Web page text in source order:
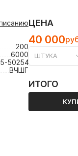
200
6000
50254094-2000 /
ВЧШГ
ЦЕНА
40 000
ШТУКА
ИТОГО